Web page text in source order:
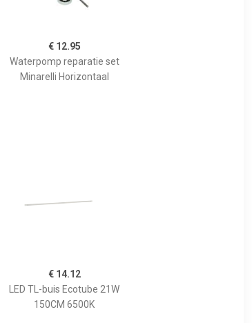
€ 12.95
Waterpomp reparatie set
Minarelli Horizontaal
€ 14.12
LED TL-buis Ecotube 21W
150CM 6500K